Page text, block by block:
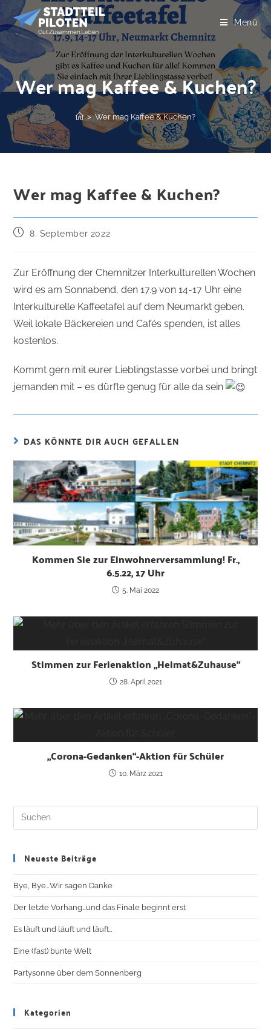
Menü
Wer mag Kaffee & Kuchen?
> Wer mag Kaffee & Kuchen?
Wer mag Kaffee & Kuchen?
8. September 2022
Zur Eröffnung der Chemnitzer Interkulturellen Wochen
wird es am Sonnabend, den 17.9 von 14-17 Uhr eine
Interkulturelle Kaffeetafel auf dem Neumarkt geben.
Weil lokale Bäckereien und Cafés spenden, ist alles
kostenlos.
Kommt gern mit eurer Lieblingstasse vorbei und bringt
jemanden mit – es dürfte genug für alle da sein
DAS KÖNNTE DIR AUCH GEFALLEN
Kommen Sie zur Einwohnerversammlung! Fr.,
6.5.22, 17 Uhr
5. Mai 2022
Stimmen zur Ferienaktion „Heimat&Zuhause“
28. April 2021
„Corona-Gedanken“-Aktion für Schüler
10. März 2021
Neueste Beiträge
Bye, Bye…Wir sagen Danke
Der letzte Vorhang…und das Finale beginnt erst
Es läuft und läuft und läuft…
Eine (fast) bunte Welt
Partysonne über dem Sonnenberg
Kategorien